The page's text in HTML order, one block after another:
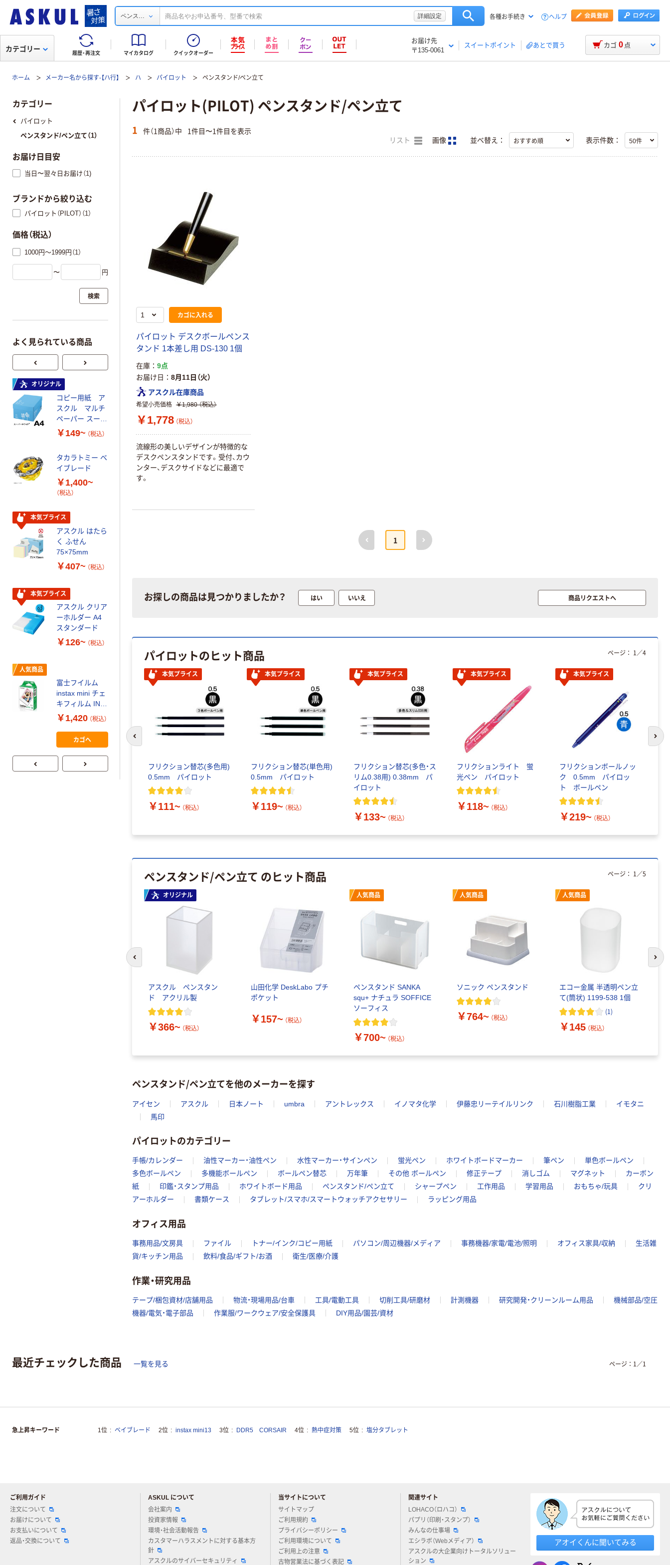
ペンス... 詳細設定 各種お手続き ヘルプ
履歴・再注文 マイカタログ クイックオーダー
お届け先
〒135-0061
スイートポイント あとで買う
カテゴリー カゴ 0 点
ホーム メーカー名から探す-【ハ行】 ハ パイロット ペンスタンド/ペン立て
パイロット(PILOT) ペンスタンド/ペン立て
1 件（1商品）中 1件目〜1件目を表示
リスト 画像 並べ替え： 表示件数：
カゴに入れる
パイロット デスクボールペンス
タンド 1本差し用 DS-130 1個
在庫
9点
お届け日
8月11日（火）
アスクル在庫商品
希望小売価格 ￥1,980 （税込）
￥1,778 （税込）
流線形の美しいデザインが特徴的な
デスクペンスタンドです。受付、カウ
ンター、デスクサイドなどに最適で
す。
前へ
1
次へ
お探しの商品は見つかりましたか？ はい いいえ 商品リクエストへ
パイロットのヒット商品
本気プライス
フリクション替芯(多色用)
0.5mm パイロット
￥111~ （税込）
本気プライス
フリクション替芯(単色用)
0.5mm パイロット
￥119~ （税込）
本気プライス
フリクション替芯(多色・ス
リム0.38用) 0.38mm パ
イロット
￥133~ （税込）
本気プライス
フリクションライト 蛍
光ペン パイロット
￥118~ （税込）
本気プライス
フリクションボールノッ
ク 0.5mm パイロッ
ト ボールペン
￥219~ （税込）
ページ： 1 ／4
次
ペンスタンド/ペン立て のヒット商品
オリジナル
アスクル ペンスタン
ド アクリル製
￥366~ （税込）
山田化学 DeskLabo プチ
ポケット
￥157~ （税込）
人気商品
ペンスタンド SANKA
squ+ ナチュラ SOFFICE
ソーフィス
￥700~ （税込）
人気商品
ソニック ペンスタンド
￥764~ （税込）
人気商品
エコー金属 半透明ペン立
て(筒状) 1199-538 1個
(1)
￥145 （税込）
ページ： 1 ／5
前のスライドへ 次
ペンスタンド/ペン立てを他のメーカーを探す
アイセン アスクル 日本ノート umbra アントレックス イノマタ化学 伊藤忠リーテイルリンク 石川樹脂工業
イモタニ
馬印
パイロットのカテゴリー
手帳/カレンダー 油性マーカー・油性ペン 水性マーカー・サインペン 蛍光ペン ホワイトボードマーカー 筆ペン
単色ボールペン
多色ボールペン
多機能ボールペン ボールペン替芯 万年筆 その他 ボールペン 修正テープ 消しゴム マグネット
カーボン
紙
印鑑・スタンプ用品 ホワイトボード用品 ペンスタンド/ペン立て シャープペン 工作用品 学習用品 おもちゃ/玩具
クリ
アーホルダー
書類ケース タブレット/スマホ/スマートウォッチアクセサリー ラッピング用品
オフィス用品
事務用品/文房具 ファイル トナー/インク/コピー用紙 パソコン/周辺機器/メディア 事務機器/家電/電池/照明 オフィス家具/収納
生活雑
貨/キッチン用品
飲料/食品/ギフト/お酒 衛生/医療/介護
作業・研究用品
テープ/梱包資材/店舗用品 物流・現場用品/台車 工具/電動工具 切削工具/研磨材 計測機器 研究開発・クリーンルーム用品
機械部品/空圧
機器/電気・電子部品
作業服/ワークウェア/安全保護具 DIY用品/園芸/資材
カテゴリー
パイロット
ペンスタンド/ペン立て（1）
お届け日目安
当日〜翌々日お届け（1)
ブランドから絞り込む
パイロット（PILOT）（1）
価格（税込）
1000円～1999円（1）
〜 円
検索
よく見られている商品
オリジナル
コピー用紙 ア
スクル マルチ
ペーパー スーパ
ーホワイト+
￥149~ （税込）
タカラトミー ベ
イブレード
￥1,400~
（税込）
本気プライス
アスクル はたら
く ふせん
75×75mm
￥407~ （税込）
本気プライス
アスクル クリア
ーホルダー A4
スタンダード
￥126~ （税込）
人気商品
富士フイルム
instax mini チェ
キフィルム INS
MINI JP1 1パッ
ク（10枚入り）
￥1,420 （税込）
カゴへ
ゴミ袋 エコノミ
ータイプ 乳白半
透明 高密度タイ
配合
￥616~ （税込）
オリジナル
乾電池 単3
￥140~ （税込）
コンパクト ビ
ビッド PEFC認
ルチペーパー
ミー+
￥149~ （税込）
本気プライス
【ガムテープ】ア
スクル 現場のチ
カラ 厚さ
0.22mm 布テー
￥145~ （税込）
本気プライス
ルオリジナル
ナル ラミネー
100μ（ミクロン）
本気プライス
ペーパータオル
中判 再生紙
100％ 200枚
FSC認証 シング
￥149~ （税込）
オリジナル
アスクル プラス
本気プライス
大塚製薬工場
経口補水液 オー
エスワン（OS-1）
￥159~ （税込）
共同企画 トイ
オリジナル
￥330~
本気プライス
アスクル フラッ
トファイル エコ
ノミータイプ
A4タテ(コクヨ
製造）
￥115~
芯あり FSC認
証
最近チェックした商品 一覧を見る ページ： 1 ／1
急上昇キーワード 1位 ベイブレード 2位 instax mini13 3位 DDR5 CORSAIR 4位 熱中症対策 5位 塩分タブレット
ご利用ガイド
注文について
お届けについて
お支払いについて
返品・交換について
ASKUL について
会社案内
投資家情報
環境・社会活動報告
カスタマーハラスメントに対する基本方
針
アスクルのサイバーセキュリティ
当サイトについて
サイトマップ
ご利用規約
プライバシーポリシー
ご利用環境について
ご利用上の注意
古物営業法に基づく表記
関連サイト
LOHACO（ロハコ）
パプリ（印刷・スタンプ）
みんなの仕事場
エシラボ（Webメディア）
アスクルの大企業向けトータルソリュー
ション
アオイくんに聞いてみる